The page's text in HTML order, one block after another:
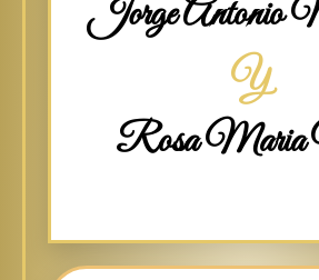
Jorge Antonio
Y
Rosa Maria